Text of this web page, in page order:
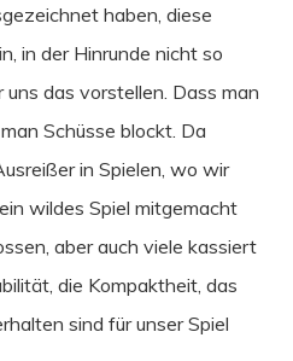
haben, diese
in der Hinrunde nicht so
das vorstellen. Dass man
Schüsse blockt. Da
in Spielen, wo wir
wildes Spiel mitgemacht
aber auch viele kassiert
die Kompaktheit, das
sind für unser Spiel